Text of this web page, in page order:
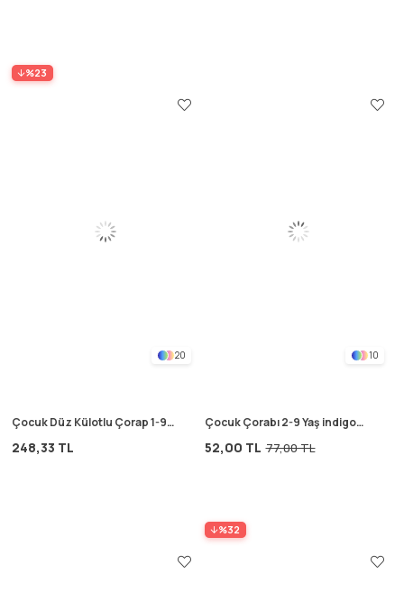
%23
20
Çocuk Düz Külotlu Çorap 1-9
248,33 TL
10
Çocuk Çorabı 2-9 Yaş indigo
52,00 TL 77,00 TL
%32